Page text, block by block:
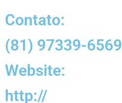
Contato:
(81) 97339-6569
Website:
http://